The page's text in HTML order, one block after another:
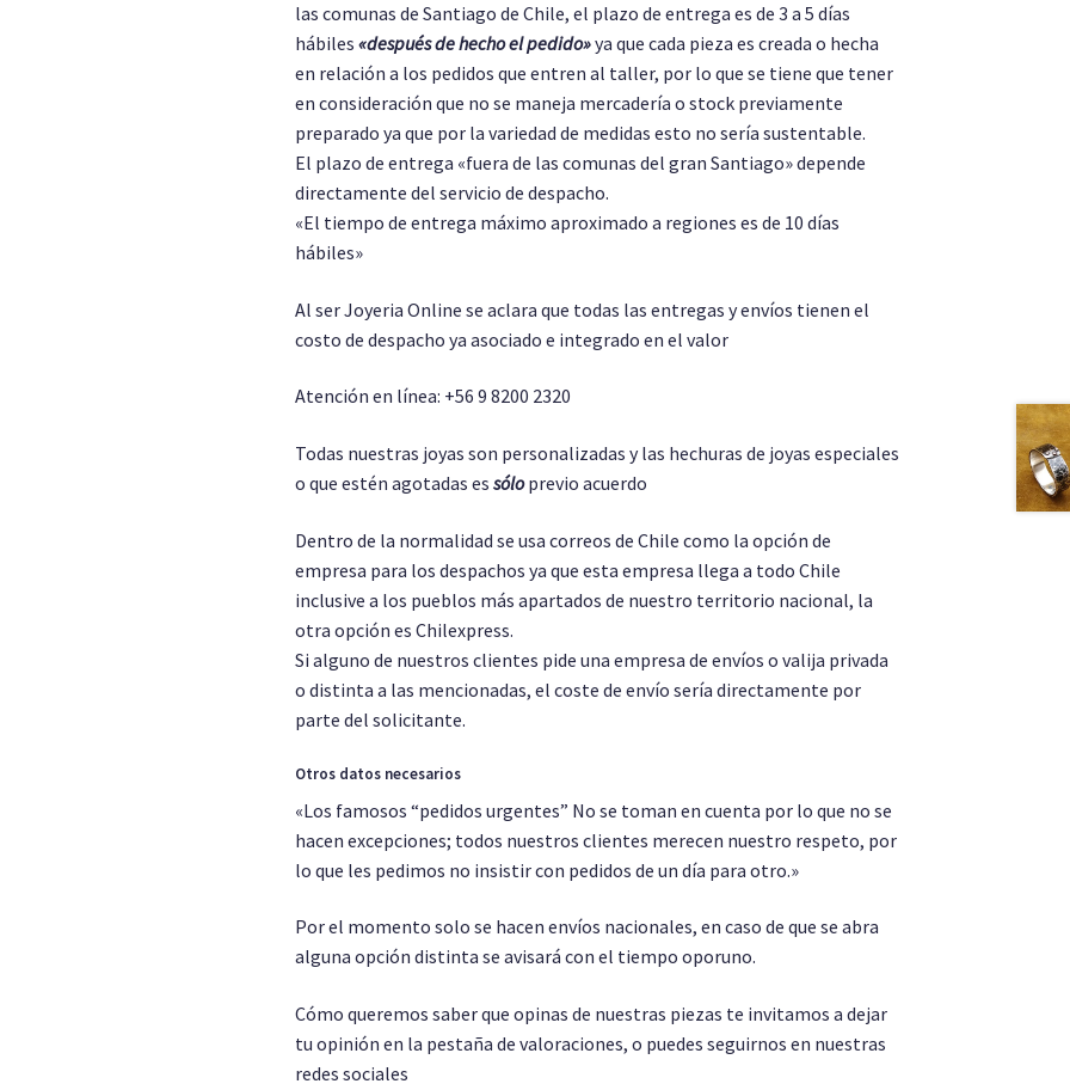
las comunas de Santiago de Chile, el plazo de entrega es de 3 a 5 días
hábiles«después de hecho el pedido»ya que cada pieza es creada o hecha
en relación a los pedidos que entren al taller, por lo que se tiene que tener
en consideración que no se maneja mercadería o stock previamente
preparado ya que por la variedad de medidas esto no sería sustentable.
El plazo de entrega «fuera de las comunas del gran Santiago» depende
directamente del servicio de despacho.
«El tiempo de entrega máximo aproximado a regiones es de 10 días
hábiles»
Al ser Joyeria Online se aclara que todas las entregas y envíos tienen el
costo de despacho ya asociado e integrado en el valor
Atención en línea: +56 9 8200 2320
Todas nuestras joyas son personalizadas y las hechuras de joyas especiales
o que estén agotadas essóloprevio acuerdo
Dentro de la normalidad se usa correos de Chile como la opción de
empresa para los despachos ya que esta empresa llega a todo Chile
inclusive a los pueblos más apartados de nuestro territorio nacional, la
otra opción es Chilexpress.
Si alguno de nuestros clientes pide una empresa de envíos o valija privada
o distinta a las mencionadas, el coste de envío sería directamente por
parte del solicitante.
Otros datos necesarios
«Los famosos “pedidos urgentes” No se toman en cuenta por lo que no se
hacen excepciones; todos nuestros clientes merecen nuestro respeto, por
lo que les pedimos no insistir con pedidos de un día para otro.»
Por el momento solo se hacen envíos nacionales, en caso de que se abra
alguna opción distinta se avisará con el tiempo oporuno.
Cómo queremos saber que opinas de nuestras piezas te invitamos a dejar
tu opinión en la pestaña de valoraciones, o puedes seguirnos en nuestras
redes sociales